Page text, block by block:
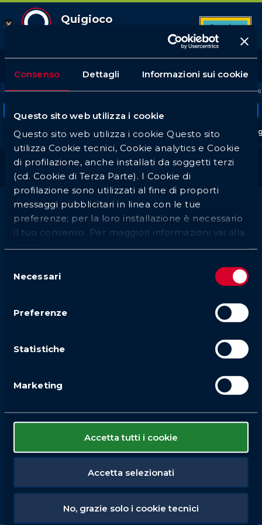
Quigioco
Scarica
Consenso Dettagli Informazioni sui cookie
Questo sito web utilizza i cookie
Questo sito web utilizza i cookie Questo sito
utilizza Cookie tecnici, Cookie analytics e Cookie
di profilazione, anche installati da soggetti terzi
(cd. Cookie di Terza Parte). I Cookie di
profilazione sono utilizzati al fine di proporti
messaggi pubblicitari in linea con le tue
preferenze; per la loro installazione è necessario
il tuo consenso. Per maggiori informazioni vai alla
delNecessari
Preferenze
Statistiche
Marketing
Accetta tutti i cookie
Accetta selezionati
No, grazie solo i cookie tecnici
Login
Betbuilder Quote favorite
PREFERITI CALCIO TENNIS BASKET ATLETICA
Tornei in evidenza
Serie A UEFA Champions League Premier
Basket Canada CEBL
Non sono presenti eventi